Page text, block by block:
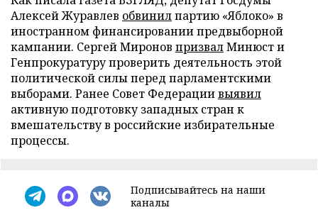
Алексей Журавлев обвинилпартию «Яблоко» в
иностранном финансировании предвыборной
кампании. Сергей Миронов призвалМинюст и
Генпрокуратуру проверить деятельность этой
политической силы перед парламентскими
выборами. Ранее Совет Федерациивыявил
активную подготовку западных стран к
вмешательству в российские избирательные
процессы.
Подписывайтесь на наши
каналы